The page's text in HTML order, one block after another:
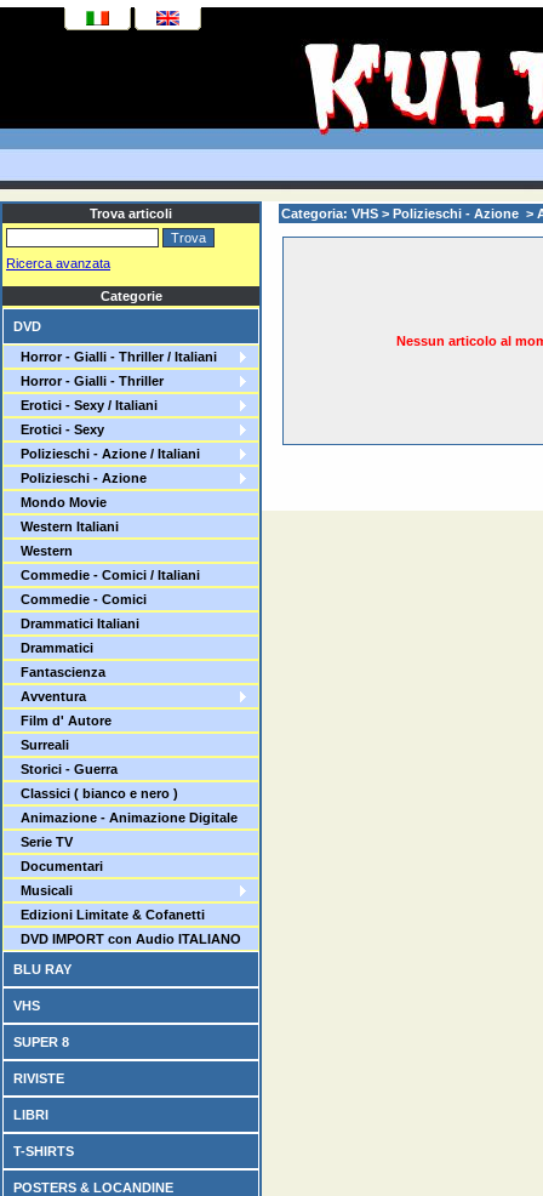
Trova articoli
Ricerca avanzata
Categorie
DVD
Horror - Gialli - Thriller / Italiani
Horror - Gialli - Thriller
Erotici - Sexy / Italiani
Erotici - Sexy
Polizieschi - Azione / Italiani
Polizieschi - Azione
Mondo Movie
Western Italiani
Western
Commedie - Comici / Italiani
Commedie - Comici
Drammatici Italiani
Drammatici
Fantascienza
Avventura
Film d' Autore
Surreali
Storici - Guerra
Classici ( bianco e nero )
Animazione - Animazione Digitale
Serie TV
Documentari
Musicali
Edizioni Limitate & Cofanetti
DVD IMPORT con Audio ITALIANO
BLU RAY
VHS
SUPER 8
RIVISTE
LIBRI
T-SHIRTS
POSTERS & LOCANDINE
Categoria: VHS > Polizieschi - Azione >
Nessun articolo al